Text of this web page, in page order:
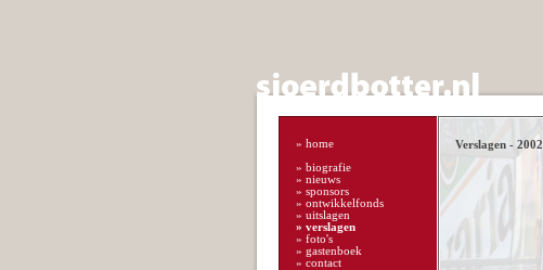
» home
» biografie
» nieuws
» sponsors
» ontwikkelfonds
» uitslagen
» verslagen
» foto's
» gastenboek
» contact
Verslagen - 2002